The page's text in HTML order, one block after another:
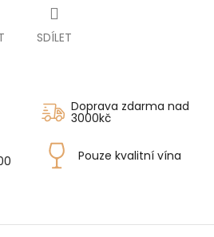
SDÍLET
Doprava zdarma nad
3000kč
Pouze kvalitní vína